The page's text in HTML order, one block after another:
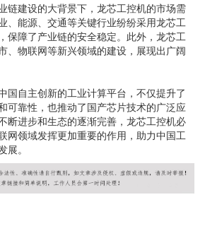
链建设的大背景下，龙芯工控机的市场需
、能源、交通等关键行业纷纷采用龙芯工
保障了产业链的安全稳定。此外，龙芯工
、物联网等新兴领域的建设，展现出广阔
国自主创新的工业计算平台，不仅提升了
可靠性，也推动了国产芯片技术的广泛应
断进步和生态的逐渐完善，龙芯工控机必
网领域发挥更加重要的作用，助力中国工
。